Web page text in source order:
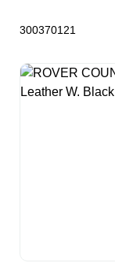
300370121